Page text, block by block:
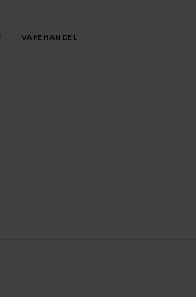
VAPEHANDEL